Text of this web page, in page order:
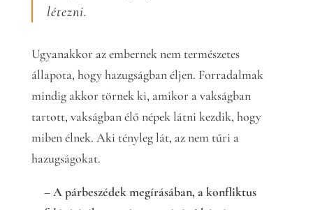
létezni.
Ugyanakkor az embernek nem természetes
állapota, hogy hazugságban éljen. Forradalmak
mindig akkor törnek ki, amikor a vakságban
tartott, vakságban élő népek látni kezdik, hogy
miben élnek. Aki tényleg lát, az nem tűri a
hazugságokat.
– A párbeszédek megírásában, a konfliktus